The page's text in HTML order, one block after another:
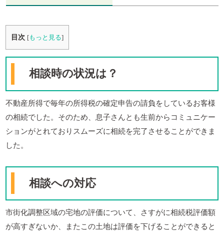
目次 [もっと見る]
相談時の状況は？
不動産所得で毎年の所得税の確定申告の請負をしているお客様
の相続でした。そのため、息子さんとも生前からコミュニケー
ションがとれておりスムーズに相続を完了させることができま
した。
相談への対応
市街化調整区域の宅地の評価について、さすがに相続税評価額
が高すぎないか、またこの土地は評価を下げることができると